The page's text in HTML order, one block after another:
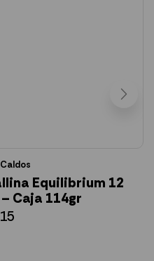
Equilibrium 12
Caja 114gr